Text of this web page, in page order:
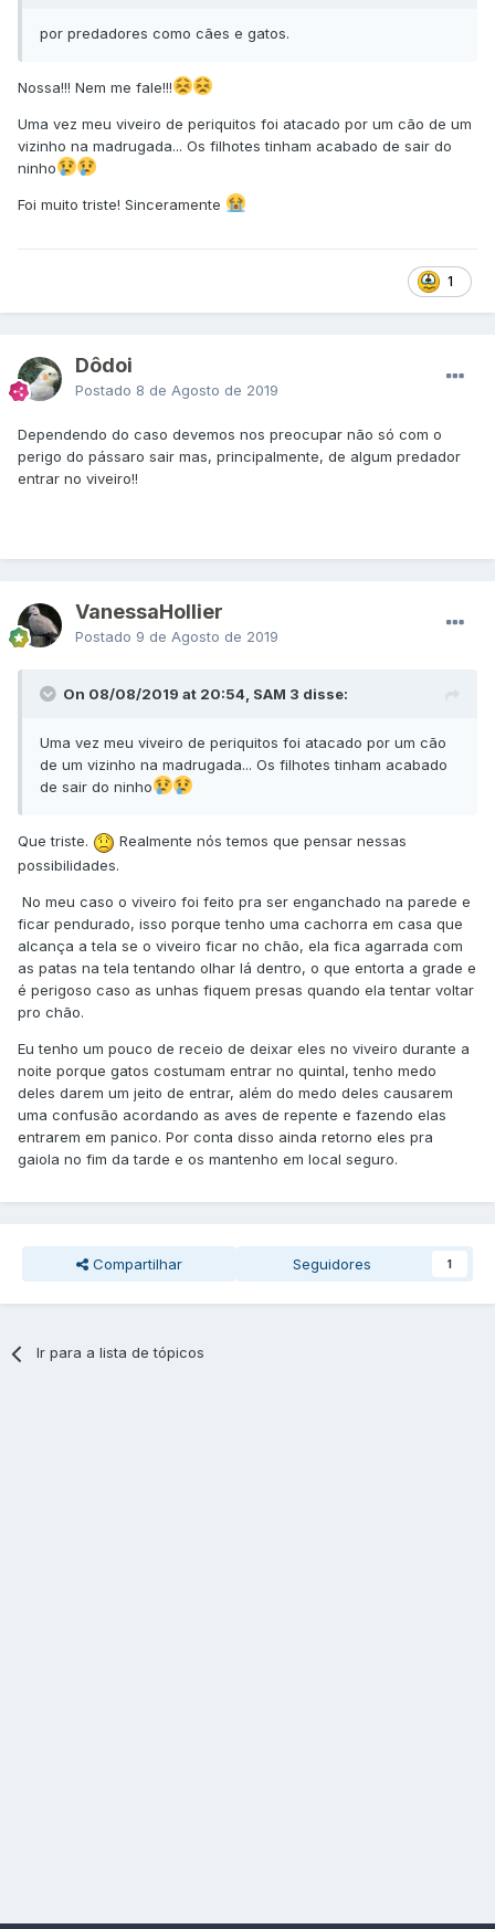
por predadores como cães e gatos.
Nossa!!! Nem me fale!!!
Uma vez meu viveiro de periquitos foi atacado por um cão de um
vizinho na madrugada... Os filhotes tinham acabado de sair do
ninho
Foi muito triste! Sinceramente
1
Dôdoi
Postado 8 de Agosto de 2019
Dependendo do caso devemos nos preocupar não só com o
perigo do pássaro sair mas, principalmente, de algum predador
entrar no viveiro!!
VanessaHollier
Postado 9 de Agosto de 2019
On 08/08/2019 at 20:54, SAM 3 disse:
Uma vez meu viveiro de periquitos foi atacado por um cão
de um vizinho na madrugada... Os filhotes tinham acabado
de sair do ninho
Que triste.
Realmente nós temos que pensar nessas
possibilidades.
No meu caso o viveiro foi feito pra ser enganchado na parede e
ficar pendurado, isso porque tenho uma cachorra em casa que
alcança a tela se o viveiro ficar no chão, ela fica agarrada com
as patas na tela tentando olhar lá dentro, o que entorta a grade e
é perigoso caso as unhas fiquem presas quando ela tentar voltar
pro chão.
Eu tenho um pouco de receio de deixar eles no viveiro durante a
noite porque gatos costumam entrar no quintal, tenho medo
deles darem um jeito de entrar, além do medo deles causarem
uma confusão acordando as aves de repente e fazendo elas
entrarem em panico. Por conta disso ainda retorno eles pra
gaiola no fim da tarde e os mantenho em local seguro.
Compartilhar Seguidores 1
Ir para a lista de tópicos